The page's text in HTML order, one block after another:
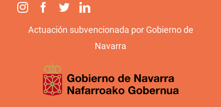
Actuación subvencionada por Gobierno de
Navarra